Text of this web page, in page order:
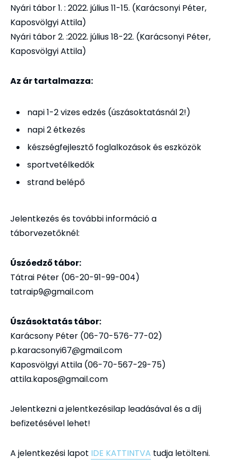
Nyári tábor 1. : 2022. július 11-15. (Karácsonyi Péter,
Kaposvölgyi Attila)
Nyári tábor 2. :2022. július 18-22. (Karácsonyi Péter,
Kaposvölgyi Attila)
Az ár tartalmazza:
napi 1-2 vizes edzés (úszásoktatásnál 2!)
napi 2 étkezés
készségfejlesztő foglalkozások és eszközök
sportvetélkedők
strand belépő
Jelentkezés és további információ a
táborvezetőknél:
Úszóedző tábor:
Tátrai Péter (06-20-91-99-004)
tatraip9@gmail.com
Úszásoktatás tábor:
Karácsony Péter (06-70-576-77-02)
p.karacsonyi67@gmail.com
Kaposvölgyi Attila (06-70-567-29-75)
attila.kapos@gmail.com
Jelentkezni a jelentkezésilap leadásával és a díj
befizetésével lehet!
A jelentkezési lapot IDE KATTINTVA tudja letölteni.